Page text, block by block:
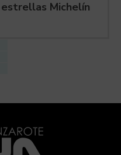
estrellas Michelín